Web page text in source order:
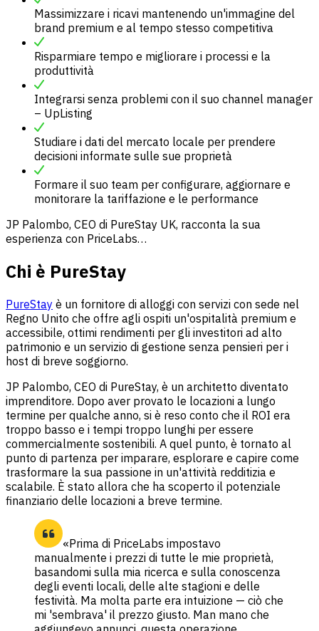
Massimizzare i ricavi mantenendo un'immagine del
brand premium e al tempo stesso competitiva
Risparmiare tempo e migliorare i processi e la
produttività
Integrarsi senza problemi con il suo channel manager
– UpListing
Studiare i dati del mercato locale per prendere
decisioni informate sulle sue proprietà
Formare il suo team per configurare, aggiornare e
monitorare la tariffazione e le performance
JP Palombo, CEO di PureStay UK, racconta la sua
esperienza con PriceLabs…
Chi è PureStay
PureStay è un fornitore di alloggi con servizi con sede nel
Regno Unito che offre agli ospiti un'ospitalità premium e
accessibile, ottimi rendimenti per gli investitori ad alto
patrimonio e un servizio di gestione senza pensieri per i
host di breve soggiorno.
JP Palombo, CEO di PureStay, è un architetto diventato
imprenditore. Dopo aver provato le locazioni a lungo
termine per qualche anno, si è reso conto che il ROI era
troppo basso e i tempi troppo lunghi per essere
commercialmente sostenibili. A quel punto, è tornato al
punto di partenza per imparare, esplorare e capire come
trasformare la sua passione in un'attività redditizia e
scalabile. È stato allora che ha scoperto il potenziale
finanziario delle locazioni a breve termine.
«Prima di PriceLabs impostavo
manualmente i prezzi di tutte le mie proprietà,
basandomi sulla mia ricerca e sulla conoscenza
degli eventi locali, delle alte stagioni e delle
festività. Ma molta parte era intuizione — ciò che
mi 'sembrava' il prezzo giusto. Man mano che